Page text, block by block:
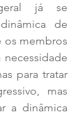
já se
de
os membros
para tratar
mas
a dinâmica